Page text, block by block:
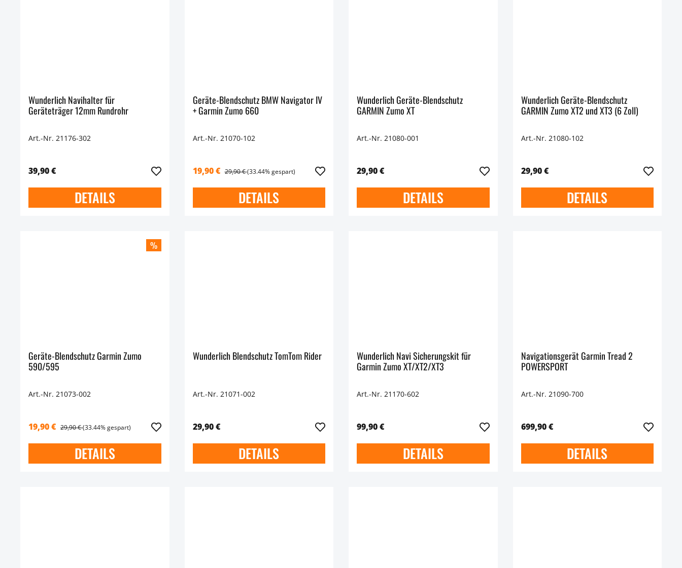
Wunderlich Navihalter für
Geräteträger 12mm Rundrohr
Art.-Nr. 21176-302
39,90 €
DETAILS
Geräte-Blendschutz BMW Navigator IV
+ Garmin Zumo 660
Art.-Nr. 21070-102
19,90 € 29,90 €(33.44% gespart)
DETAILS
Wunderlich Geräte-Blendschutz
GARMIN Zumo XT
Art.-Nr. 21080-001
29,90 €
DETAILS
Wunderlich Geräte-Blendschutz
GARMIN Zumo XT2 und XT3 (6 Zoll)
Art.-Nr. 21080-102
29,90 €
DETAILS
%
Geräte-Blendschutz Garmin Zumo
590/595
Art.-Nr. 21073-002
19,90 € 29,90 €(33.44% gespart)
DETAILS
Wunderlich Blendschutz TomTom Rider
Art.-Nr. 21071-002
29,90 €
DETAILS
Wunderlich Navi Sicherungskit für
Garmin Zumo XT/XT2/XT3
Art.-Nr. 21170-602
99,90 €
DETAILS
Navigationsgerät Garmin Tread 2
POWERSPORT
Art.-Nr. 21090-700
699,90 €
DETAILS